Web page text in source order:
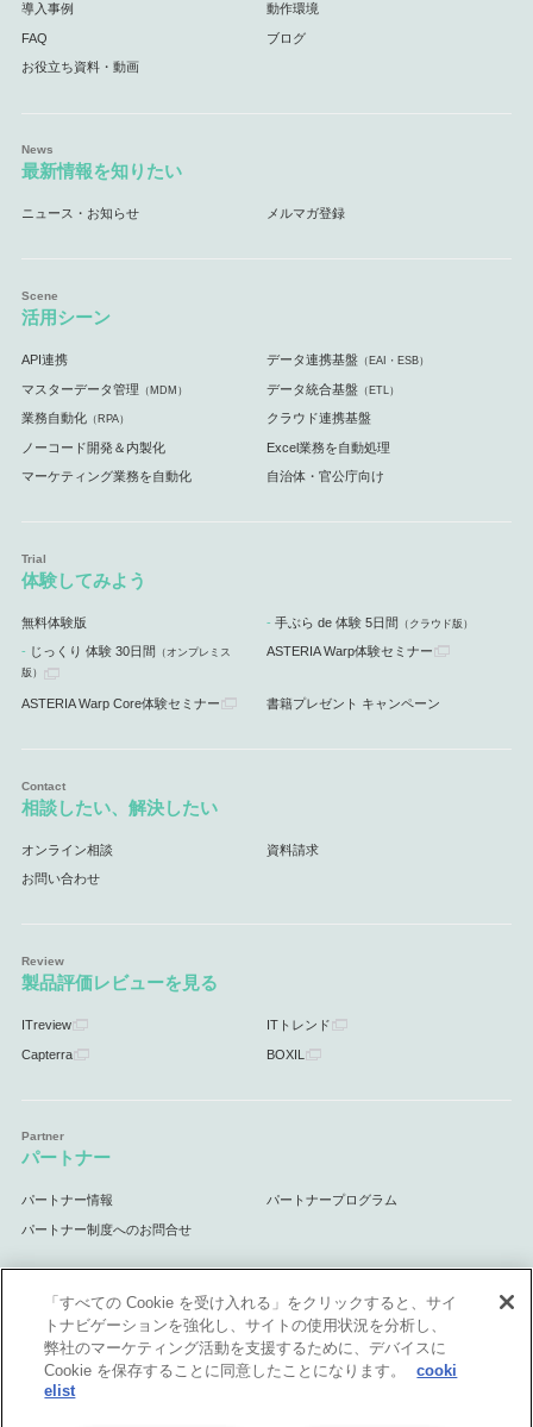
導入事例 動作環境
FAQ ブログ
お役立ち資料・動画
最新情報を知りたい
ニュース・お知らせ メルマガ登録
活用シーン
API連携 データ連携基盤 （EAI・ESB）
マスターデータ管理 （MDM） データ統合基盤 （ETL）
業務自動化（RPA） クラウド連携基盤
ノーコード開発＆内製化 Excel業務を自動処理
マーケティング業務を自動化 自治体・官公庁向け
体験してみよう
無料体験版 手ぶら de 体験 5日間 （クラウド版）
じっくり 体験 30日間 （オンプレミス
版）
ASTERIA Warp体験セミナー
ASTERIA Warp Core体験セミナー 書籍プレゼント キャンペーン
相談したい、解決したい
オンライン相談 資料請求
お問い合わせ
製品評価レビューを見る
ITreview ITトレンド
Capterra BOXIL
パートナー
パートナー情報 パートナープログラム
パートナー制度へのお問合せ
サポート
サポート情報
「すべての Cookie を受け入れる」をクリックすると、サイ
トナビゲーションを強化し、サイトの使用状況を分析し、
弊社のマーケティング活動を支援するために、デバイスに
Cookie を保存することに同意したことになります。
cooki
elist